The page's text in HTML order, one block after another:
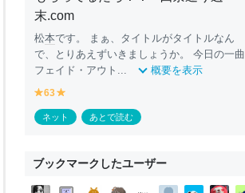
末.com
松本です。 まぁ、タイトルがタイトルなん
で、とりあえずいきましょうか。 今日の一曲
フェイド・アウト...
概要を表示
y
e
ll
63
e
ll
ネット あとで読む
ブックマークしたユーザー